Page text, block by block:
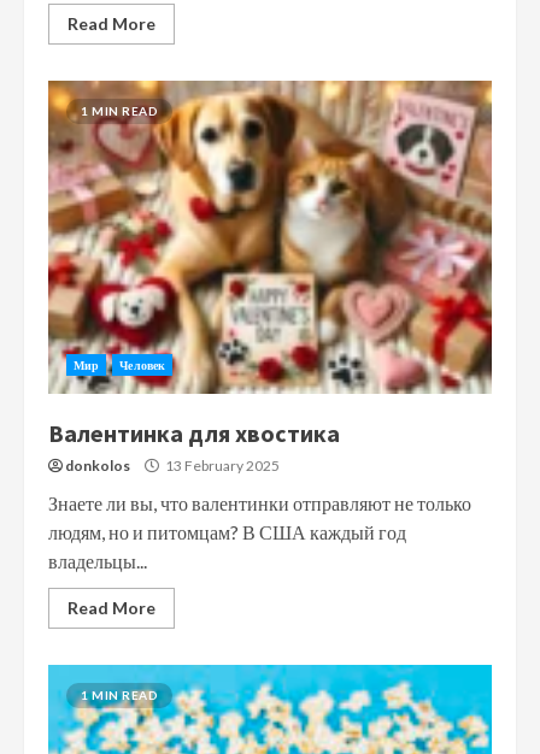
Read More
1 MIN READ
Мир Человек
Валентинка для хвостика
donkolos 13 February 2025
Знаете ли вы, что валентинки отправляют не только
людям, но и питомцам? В США каждый год
владельцы...
Read More
1 MIN READ